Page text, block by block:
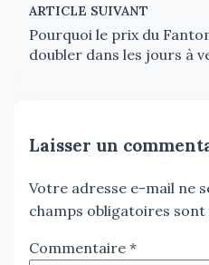
ARTICLE SUIVANT
Pourquoi le prix du
doubler dans les jours à
Laisser un
Votre adresse e-mail ne
champs obligatoires sont
Commentaire *